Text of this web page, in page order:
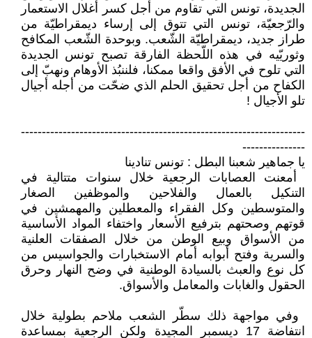
الجديدة، تونس ‏التي تقاوم من أجل كسر أغلال الاستعمار
‏والرّجعيّة، تونس التي تتوق إلى إرساء ‏ديمقراطيّة من
طراز جديد، ديمقراطيّة ‏الشّعب. وبوحدة الشّعب المكافح
وثوريّيه ‏في هذه اللّحظة الفارقة تصبح تونس ‏الجديدة
التي تلوح في الأفق واقعا ممكنا، ‏فلننبُذ الأوهام ونهبّ إلى
الكفاح من أجل ‏تحقيق الحلم الذي ضحّت من أجله أجيال
‏تلو الأجيال ‏‎!‎
‏--------------------------------------------------------------------
---------------‏
يا جماهير شعبنا البطل : تونس تنادينا‎ ‎
‏ أمعنت العصابات الرجعية خلال سنوات متتالية في
التنكيل بالعمال والفلاحين ‏والموظفين الصغار
والمتوسطين وكل الفقراء والمعطلين والمهمشين في
قوتهم وصحتهم ‏بترفيع الأسعار واختفاء المواد الأساسية
من الأسواق وبيع الوطن من خلال الصفقات ‏العلنية
والسرية وفتح أبوابه أمام الاستخبارات والجواسيس من
كل نوع والعبث بالسيادة ‏الوطنية في وضح النهار وحرق
الحقول والغابات والمعامل والأسواق‎.‎
‏ وفي مواجهة ذلك سطّر الشعب ملاحم ‏بطولية خلال
انتفاضة 17 ديسمبر ‏المجيدة ولكن الرجعية بمساعدة